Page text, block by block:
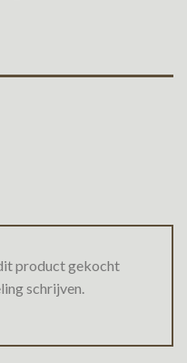
product gekocht
schrijven.